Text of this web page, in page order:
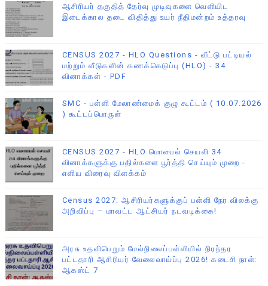
ஆசிரியர் தகுதித் தேர்வு முடிவுகளை வெளியிட
இடைக்கால தடை விதித்து உயர் நீதிமன்றம் உத்தரவு
CENSUS 2027 - HLO Questions - வீட்டு பட்டியல்
மற்றும் வீடுகளின் கணக்கெடுப்பு (HLO) - 34
வினாக்கள் - PDF
SMC - பள்ளி மேலாண்மைக் குழு கூட்டம் ( 10.07.2026
) கூட்டப்பொருள்
CENSUS 2027 - HLO மொபைல் செயலி 34
வினாக்களுக்கு பதில்களை பூர்த்தி செய்யும் முறை -
எளிய விரைவு விளக்கம்
Census 2027: ஆசிரியர்களுக்குப் பள்ளி நேர விலக்கு
அறிவிப்பு – மாவட்ட ஆட்சியர் நடவடிக்கை!
அரசு உதவிபெறும் மேல்நிலைப்பள்ளியில் நிரந்தர
பட்டதாரி ஆசிரியர் வேலைவாய்ப்பு 2026! கடைசி நாள்:
ஆகஸ்ட் 7